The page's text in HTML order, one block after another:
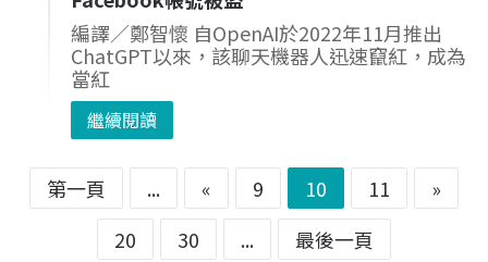
編譯／鄭智懷 自OpenAI於2022年11月推出
ChatGPT以來，該聊天機器人迅速竄紅，成為
當紅
繼續閱讀
第一頁 ... « 9 10 11
»
20
30 ... 最後一頁